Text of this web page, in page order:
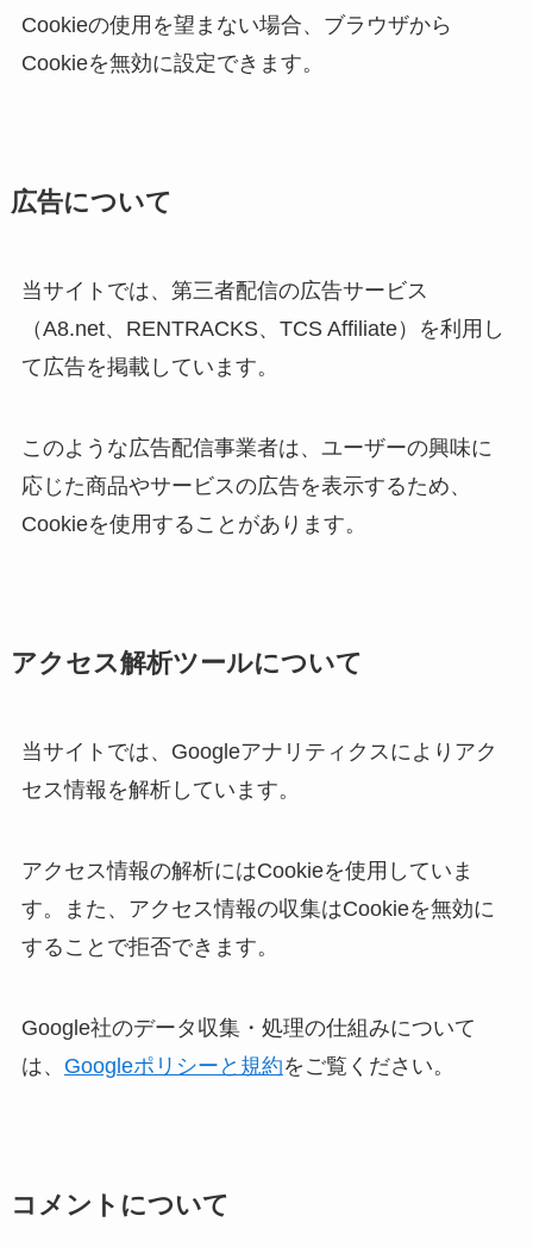
Cookieの使用を望まない場合、ブラウザから
Cookieを無効に設定できます。
広告について
当サイトでは、第三者配信の広告サービス
（A8.net、RENTRACKS、TCS Affiliate）を利用し
て広告を掲載しています。
このような広告配信事業者は、ユーザーの興味に
応じた商品やサービスの広告を表示するため、
Cookieを使用することがあります。
アクセス解析ツールについて
当サイトでは、Googleアナリティクスによりアク
セス情報を解析しています。
アクセス情報の解析にはCookieを使用していま
す。また、アクセス情報の収集はCookieを無効に
することで拒否できます。
Google社のデータ収集・処理の仕組みについて
は、 Googleポリシーと規約をご覧ください。
コメントについて